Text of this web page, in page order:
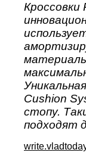
Кроссовки
Cushion
стопу.
подходят